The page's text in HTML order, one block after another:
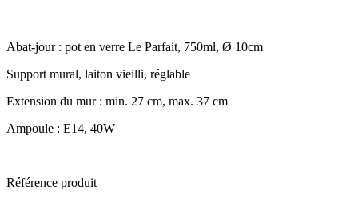
Abat-jour : pot en verre Le Parfait, 750ml, Ø 10cm
Support mural, laiton vieilli, réglable
Extension du mur : min. 27 cm, max. 37 cm
Ampoule : E14, 40W
Référence produit